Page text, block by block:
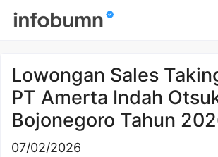
Skip
Lowongan Sales
PT Amerta Indah
Bojonegoro Tahun
07/02/2026